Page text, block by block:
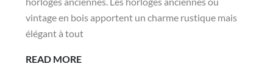
vintage en bois apportent un charme rustique mais
élégant à tout
READ MOREDIFFÉRENTS